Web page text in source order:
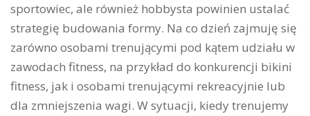
sportowiec, ale również hobbysta powinien ustalać
strategię budowania formy. Na co dzień zajmuję się
zarówno osobami trenującymi pod kątem udziału w
zawodach fitness, na przykład do konkurencji bikini
fitness, jak i osobami trenującymi rekreacyjnie lub
dla zmniejszenia wagi. W sytuacji, kiedy trenujemy